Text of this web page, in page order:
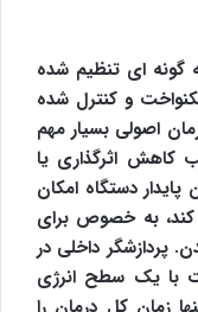
گونه ای تنظیم شده
و کنترل شده
اصولی بسیار مهم
کاهش اثرگذاری یا
دستگاه امکان
کند، به خصوص برای
پردازشگر داخلی در
با یک سطح انرژی